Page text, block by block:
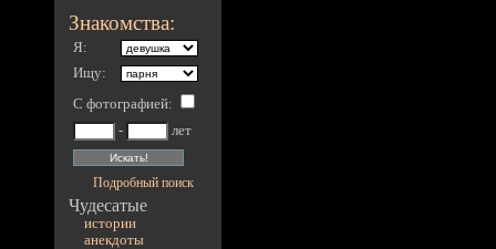
Знакомства:
Я:
Ищу:
С фотографией:
-
лет
Подробный поиск
Чудесатые
истории
анекдоты